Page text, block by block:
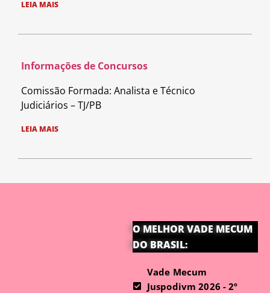
LEIA MAIS
Informações de Concursos
Comissão Formada: Analista e Técnico
Judiciários – TJ/PB
LEIA MAIS
O MELHOR VADE MECUM
DO BRASIL:
Vade Mecum
Juspodivm 2026 - 2º